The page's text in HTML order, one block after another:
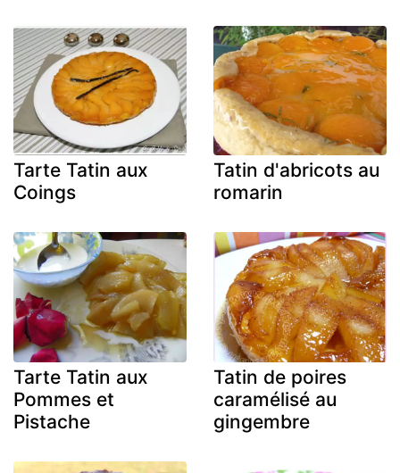
Tarte Tatin aux
Coings
Tatin d'abricots au
romarin
Tarte Tatin aux
Pommes et
Pistache
Tatin de poires
caramélisé au
gingembre